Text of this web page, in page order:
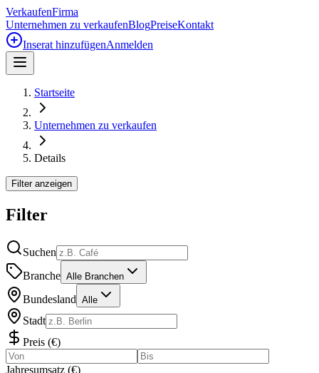
VerkaufenFirma
Unternehmen zu verkaufenBlogPreiseKontakt
Inserat hinzufügenAnmelden
Startseite
Unternehmen zu verkaufen
Details
Filter anzeigen
Filter
Suchen
Branche Alle Branchen
Bundesland Alle
Stadt
Preis (€)
Jahresumsatz (€)